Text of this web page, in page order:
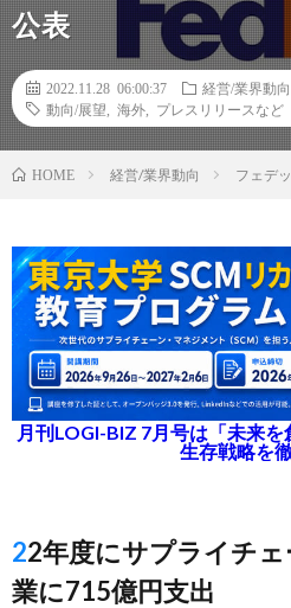
公表
2022.11.28 06:00:37
経営/業界動向
動向/展望
海外 プレスリリースなど
HOME 経営/業界動向 フェデ
月刊LOGI-BIZ 7月号は「未来
生存戦略を
22年度にサプライチェーン支援へ日本企
業に715億円支出